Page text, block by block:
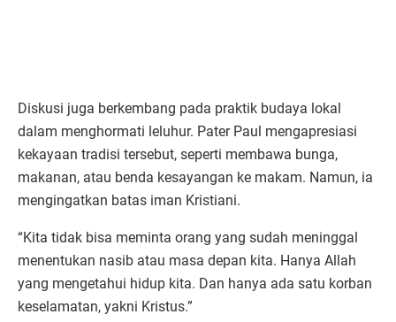
Diskusi juga berkembang pada praktik budaya lokal
dalam menghormati leluhur. Pater Paul mengapresiasi
kekayaan tradisi tersebut, seperti membawa bunga,
makanan, atau benda kesayangan ke makam. Namun, ia
mengingatkan batas iman Kristiani.
“Kita tidak bisa meminta orang yang sudah meninggal
menentukan nasib atau masa depan kita. Hanya Allah
yang mengetahui hidup kita. Dan hanya ada satu korban
keselamatan, yakni Kristus.”